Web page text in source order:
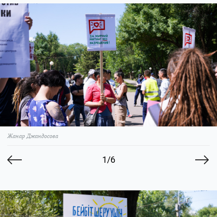
1/6
Жанар Джандосова